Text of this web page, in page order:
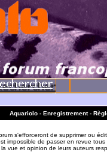
Aquariolo - Enregistrement -
s'efforceront de supprimer ou
impossible de passer en revue
vue et opinion de leurs auteurs